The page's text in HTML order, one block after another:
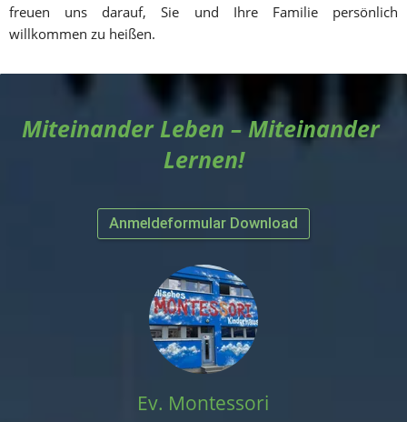
freuen uns darauf, Sie und Ihre Familie persönlich
willkommen zu heißen.
Miteinander Leben – Miteinander
Lernen!
Anmeldeformular Download
Ev. Montessori